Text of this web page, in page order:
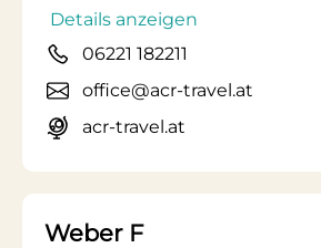
Details anzeigen
06221 182211
office@acr-travel.at
acr-travel.at
Weber F